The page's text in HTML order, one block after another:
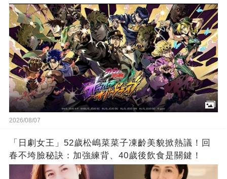
2026/08/07
「日劇女王」52歲松嶋菜菜子凍齡美貌掀熱議！回
春不垮臉秘訣：加強練背、40歲後飲食是關鍵！